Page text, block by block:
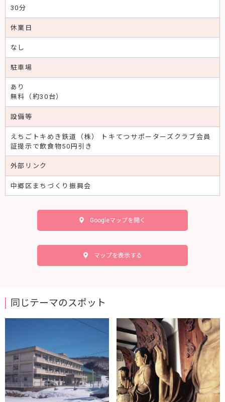
30分
休業日
なし
駐車場
あり
無料（約30台）
設備等
えちごトキめき鉄道（株） トキてつサポーターズクラブ会員
証提示で飲食物50円引き
外部リンク
中郷区まちづくり振興会
マップを表示する
Googleマップを開く
同じテーマのスポット